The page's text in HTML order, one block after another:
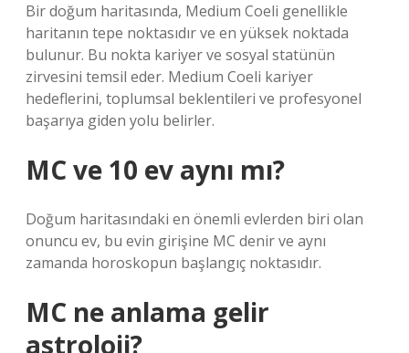
Bir doğum haritasında, Medium Coeli genellikle
haritanın tepe noktasıdır ve en yüksek noktada
bulunur. Bu nokta kariyer ve sosyal statünün
zirvesini temsil eder. Medium Coeli kariyer
hedeflerini, toplumsal beklentileri ve profesyonel
başarıya giden yolu belirler.
MC ve 10 ev aynı mı?
Doğum haritasındaki en önemli evlerden biri olan
onuncu ev, bu evin girişine MC denir ve aynı
zamanda horoskopun başlangıç ​​noktasıdır.
MC ne anlama gelir
astroloji?